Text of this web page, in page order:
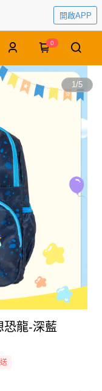
開啟APP
0
1/5
恐龍-深藍